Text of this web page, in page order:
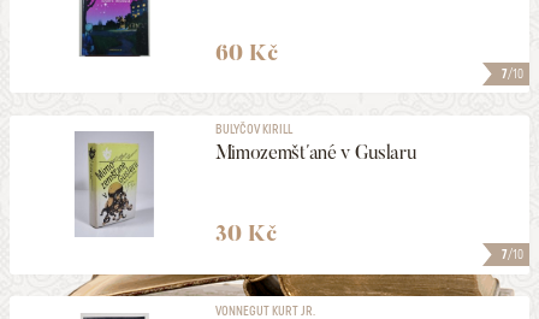
7/10
60 Kč
7/10
BULYČOV KIRILL
Mimozemšťané v Guslaru
30 Kč
VONNEGUT KURT JR.